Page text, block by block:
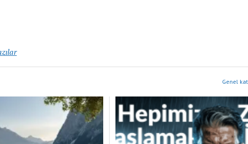
Genel